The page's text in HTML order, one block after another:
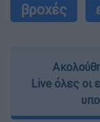
βροχές
Live όλες οι